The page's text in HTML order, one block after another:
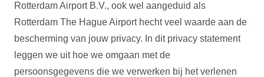
Rotterdam Airport B.V., ook wel aangeduid als
Rotterdam The Hague Airport hecht veel waarde aan de
bescherming van jouw privacy. In dit privacy statement
leggen we uit hoe we omgaan met de
persoonsgegevens die we verwerken bij het verlenen